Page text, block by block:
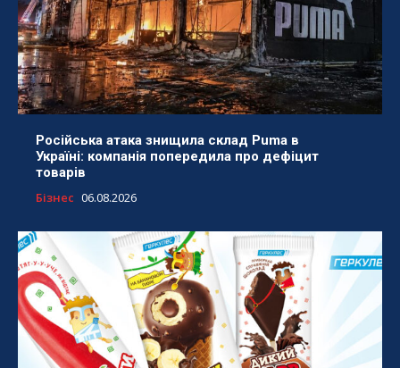
Російська атака знищила склад Puma в
Україні: компанія попередила про дефіцит
товарів
Бізнес 06.08.2026